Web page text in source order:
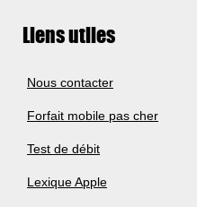
Liens utiles
Nous contacter
Forfait mobile pas cher
Test de débit
Lexique Apple